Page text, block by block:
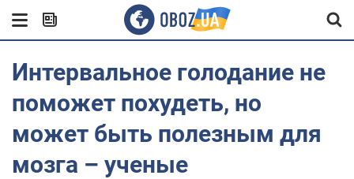
Интервальное голодание не
поможет похудеть, но
может быть полезным для
мозга – ученые